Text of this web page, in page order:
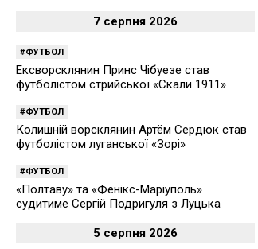
7 серпня 2026
ФУТБОЛ
Ексворсклянин Принс Чібуезе став
футболістом стрийської «Скали 1911»
ФУТБОЛ
Колишній ворсклянин Артём Сердюк став
футболістом луганської «Зорі»
ФУТБОЛ
«Полтаву» та «Фенікс-Маріуполь»
судитиме Сергій Подригуля з Луцька
5 серпня 2026